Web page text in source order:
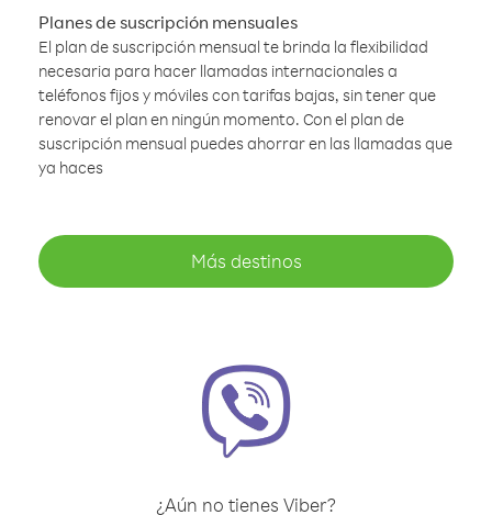
Planes de suscripción mensuales
El plan de suscripción mensual te brinda la flexibilidad
necesaria para hacer llamadas internacionales a
teléfonos fijos y móviles con tarifas bajas, sin tener que
renovar el plan en ningún momento. Con el plan de
suscripción mensual puedes ahorrar en las llamadas que
ya haces
Más destinos
¿Aún no tienes Viber?